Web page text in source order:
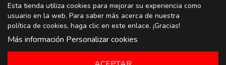
Esta tienda utiliza cookies para mejorar su experiencia como
usuario en la web. Para saber más acerca de nuestra
política de cookies, haga clic en este enlace. ¡Gracias!
Más información Personalizar cookies